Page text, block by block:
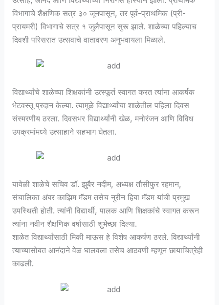
विभागाचे शैक्षणिक सत्र ३० जूनपासून, तर पूर्व-प्राथमिक (प्री-
प्रायमरी) विभागाचे सत्र १ जुलैपासून सुरू झाले. शाळेच्या पहिल्याच
दिवशी परिसरात उत्सवाचे वातावरण अनुभवायला मिळाले.
विद्यार्थ्यांचे शाळेच्या शिक्षकांनी उत्स्फूर्त स्वागत करत त्यांना आकर्षक
भेटवस्तू प्रदान केल्या. त्यामुळे विद्यार्थ्यांचा शाळेतील पहिला दिवस
संस्मरणीय ठरला. दिवसभर विद्यार्थ्यांनी खेळ, मनोरंजन आणि विविध
उपक्रमांमध्ये उत्साहाने सहभाग घेतला.
यावेळी शाळेचे सचिव डॉ. झुबैर नदीम, अध्यक्ष तौसीफुर रहमान,
संचालिका अंबर काझिम मॅडम तसेच नुरीन हिबा मॅडम यांची प्रमुख
उपस्थिती होती. त्यांनी विद्यार्थी, पालक आणि शिक्षकांचे स्वागत करून
त्यांना नवीन शैक्षणिक वर्षासाठी शुभेच्छा दिल्या.
शाळेत विद्यार्थ्यांसाठी मिकी माऊस हे विशेष आकर्षण ठरले. विद्यार्थ्यांनी
त्याच्यासोबत आनंदाने वेळ घालवला तसेच आठवणी म्हणून छायाचित्रेही
काढली.